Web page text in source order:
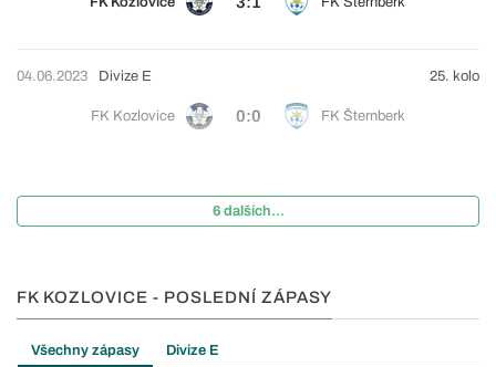
04.06.2023
FK Kozlovice 0:0 FK Šternberk
Divize E 25. kolo
6 dalších...
FK KOZLOVICE - POSLEDNÍ ZÁPASY
Všechny zápasy Divize E